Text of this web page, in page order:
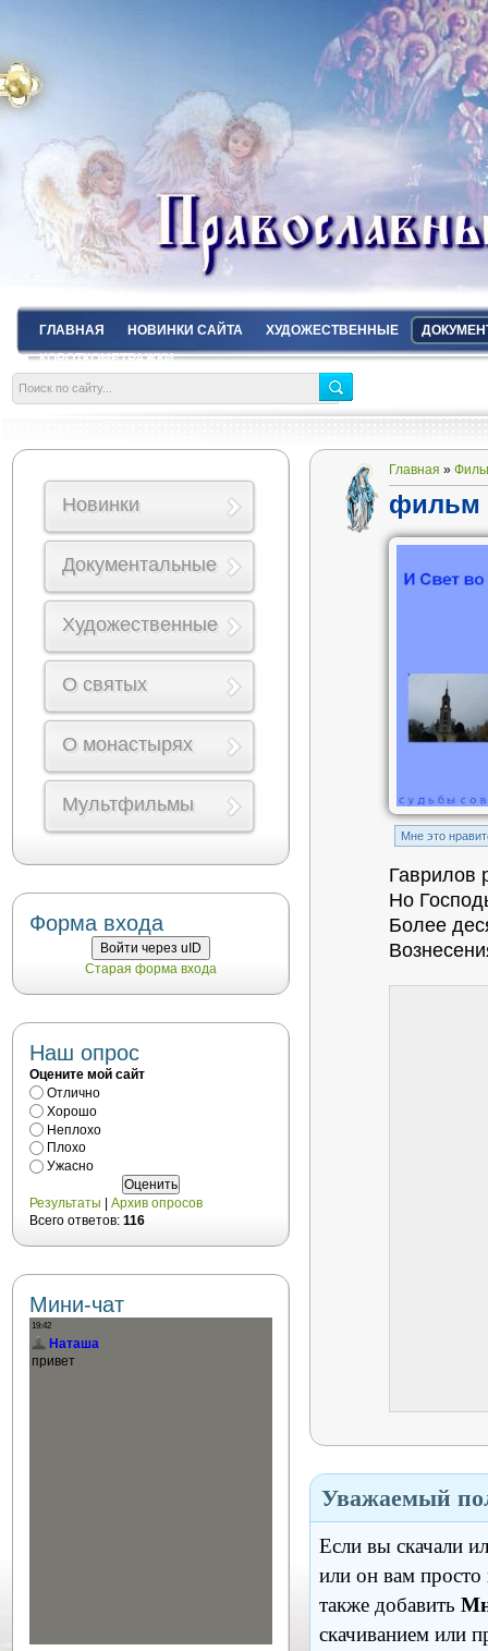
ГЛАВНАЯ НОВИНКИ САЙТА ХУДОЖЕСТВЕННЫЕ
КОРОТКОМЕТРАЖКИ
Главная »
фильм
Mне это
Гаврилов
Но
Более
Уважаемый
Если вы скачали
или он вам просто
также добавить
скачиванием или
Новинки
Документальные
Художественные
О святых
О монастырях
Мультфильмы
Форма входа
Войти через uID
Старая форма входа
Наш опрос
Оцените мой сайт
Отлично
Хорошо
Неплохо
Плохо
Ужасно
Результаты
Архив опросов
Всего ответов: 116
Мини-чат